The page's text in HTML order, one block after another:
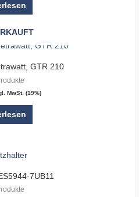
GTR 210
MwSt. (19%)
7UB11